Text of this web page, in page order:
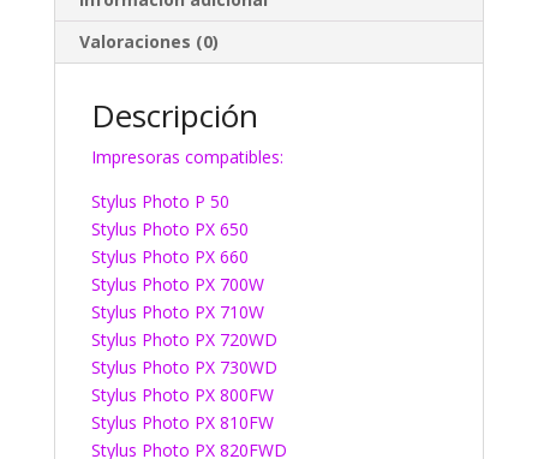
Valoraciones (0)
Descripción
Impresoras compatibles:
Stylus Photo P 50
Stylus Photo PX 650
Stylus Photo PX 660
Stylus Photo PX 700W
Stylus Photo PX 710W
Stylus Photo PX 720WD
Stylus Photo PX 730WD
Stylus Photo PX 800FW
Stylus Photo PX 810FW
Stylus Photo PX 820FWD